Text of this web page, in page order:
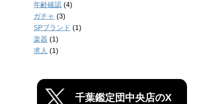
年齢確認 (4)
ガチャ (3)
SPブランド (1)
楽器 (1)
求人 (1)
千葉鑑定団中央店のX